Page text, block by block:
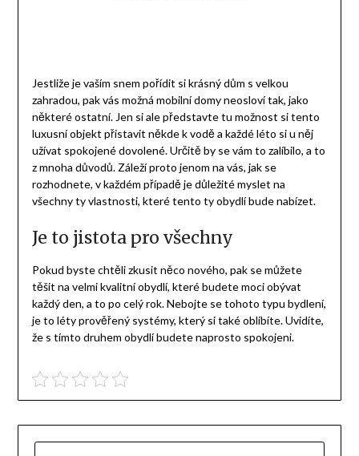
Jestliže je vaším snem pořídit si krásný dům s velkou
zahradou, pak vás možná mobilní domyneosloví tak, jako
některé ostatní. Jen si ale představte tu možnost si tento
luxusní objekt přistavit někde k vodě a každé léto si u něj
užívat spokojené dovolené. Určitě by se vám to zalíbilo, a to
z mnoha důvodů. Záleží proto jenom na vás, jak se
rozhodnete, v každém případě je důležité myslet na
všechny ty vlastnosti, které tento ty obydlí bude nabízet.
Je to jistota pro všechny
Pokud byste chtěli zkusit něco nového, pak se můžete
těšit na velmi kvalitní obydlí, které budete moci obývat
každý den, a to po celý rok. Nebojte se tohoto typu bydlení,
je to léty prověřený systémy, který si také oblíbíte. Uvidíte,
že s tímto druhem obydlí budete naprosto spokojeni.